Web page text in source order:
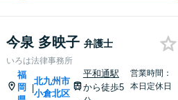
今泉 多映子 弁護士
いろは法律事務所
福
岡
|
北九州市
小倉北区
平和通駅
から徒歩5
営業時間：
本日定休日